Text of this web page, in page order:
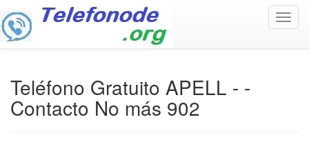
Teléfono Gratuito APELL - -
Contacto No más 902